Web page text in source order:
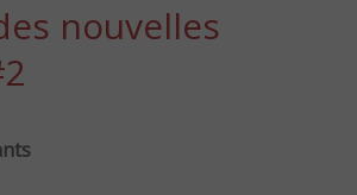
nouvelles